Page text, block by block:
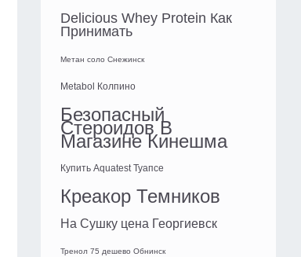
Delicious Whey Protein Как
Принимать
Метан соло Снежинск
Metabol Колпино
Безопасный
Стероидов В
Магазине Кинешма
Купить Aquatest Туапсе
Креакор Темников
На Сушку цена Георгиевск
Тренол 75 дешево Обнинск